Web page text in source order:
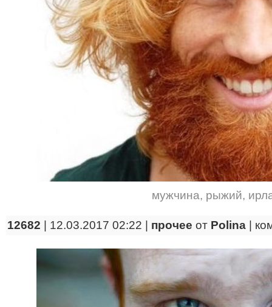
мужчина, рыжий,
12682 | 12.03.2017 02:22 | прочее от Polina